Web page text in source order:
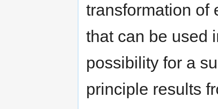
transformation of
that can be used
possibility for a
principle results